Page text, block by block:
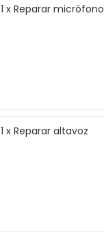
1 x Reparar micrófono
1 x Reparar altavoz